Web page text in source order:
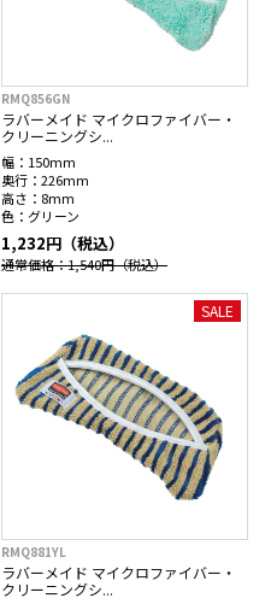
RMQ856GN
ラバーメイド マイクロファイバー・
クリーニングシ...
幅： 150mm
奥行： 226mm
高さ： 8mm
色： グリーン
1,232円（税込）
通常価格：1,540円（税込）
SALE
RMQ881YL
ラバーメイド マイクロファイバー・
クリーニングシ...